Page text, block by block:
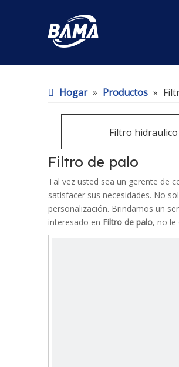
Hogar » Productos »
Filtro hidraulico
Filtro de palo
Tal vez usted sea un gerente de
satisfacer sus necesidades. No
personalización. Brindamos un
interesado en Filtro de palo, no le